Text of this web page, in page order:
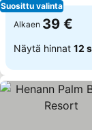
Suosittu valinta
Alkaen 39 €
Näytä hinnat 12